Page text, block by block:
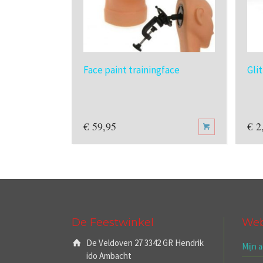
Face paint trainingface
€ 59,95 €
De Feestwinkel
De Veldoven 27 3342 GR Hendrik
ido Ambacht
Mijn